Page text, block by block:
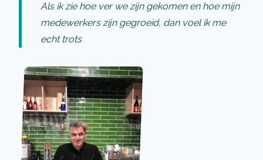
Als ik zie hoe ver we zijn gekomen en hoe mijn
medewerkers zijn gegroeid, dan voel ik me
echt trots